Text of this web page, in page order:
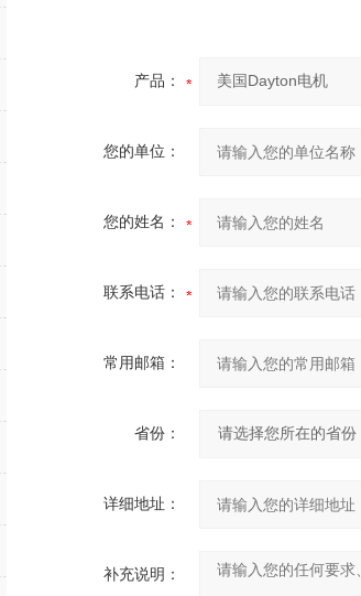
产品：
您的单位：
您的姓名：
联系电话：
常用邮箱：
省份：
详细地址：
补充说明：